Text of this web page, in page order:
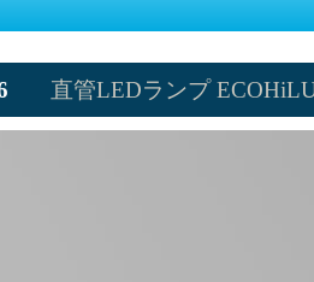
直管LEDランプ